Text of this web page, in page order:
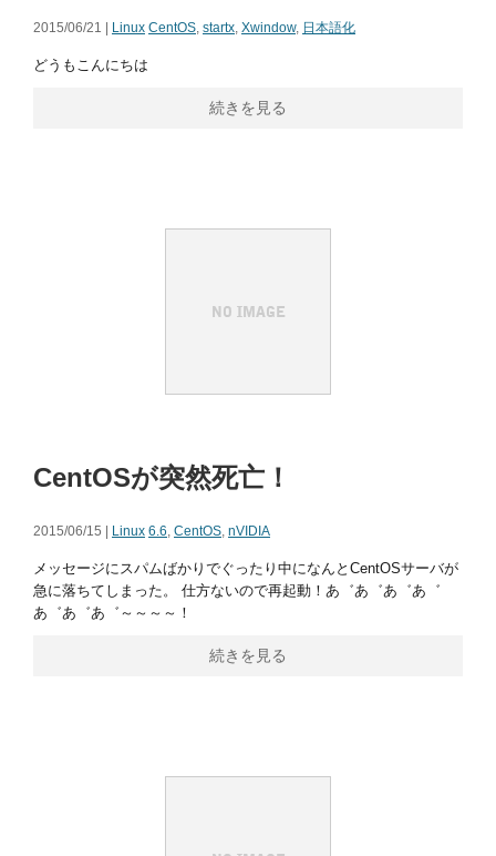
2015/06/21 | Linux CentOS, startx, Xwindow, 日本語化
どうもこんにちは
続きを見る
CentOSが突然死亡！
2015/06/15 | Linux 6.6, CentOS, nVIDIA
メッセージにスパムばかりでぐったり中になんとCentOSサーバが
急に落ちてしまった。 仕方ないので再起動！あ゛あ゛あ゛あ゛
あ゛あ゛あ゛～～～～！
続きを見る